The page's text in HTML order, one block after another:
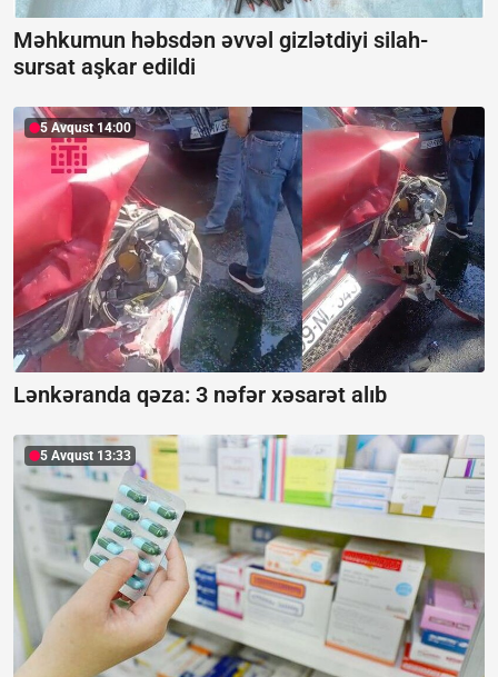
Məhkumun həbsdən əvvəl gizlətdiyi silah-
sursat aşkar edildi
5 Avqust 14:00
Lənkəranda qəza: 3 nəfər xəsarət alıb
5 Avqust 13:33